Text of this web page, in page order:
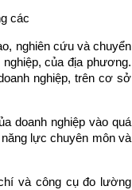
các
nghiên cứu và chuyển
của địa phương.
nghiệp, trên cơ sở
doanh nghiệp vào quá
lực chuyên môn và
và công cụ đo lường